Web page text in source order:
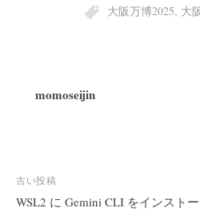
大阪万博2025, 大
momoseijin
投
稿
古い投稿
WSL2 に Gemini CLI をインスト